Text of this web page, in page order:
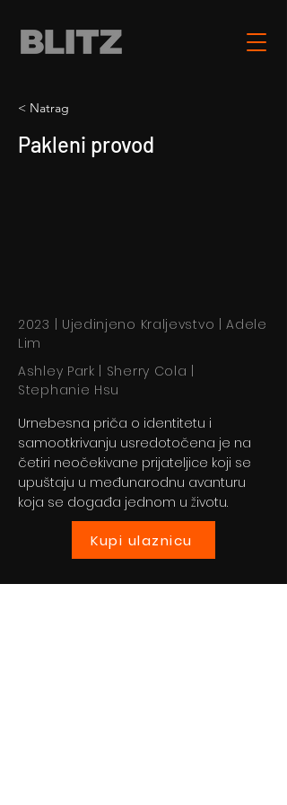
< Natrag
Pakleni provod
2023 | Ujedinjeno Kraljevstvo | Adele
Lim
Ashley Park | Sherry Cola |
Stephanie Hsu
Urnebesna priča o identitetu i
samootkrivanju usredotočena je na
četiri neočekivane prijateljice koji se
upuštaju u međunarodnu avanturu
koja se događa jednom u životu.
Kupi ulaznicu